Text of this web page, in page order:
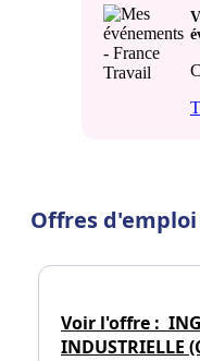
Offres d'emploi
Voir l'offre :
INDUSTRIELLE